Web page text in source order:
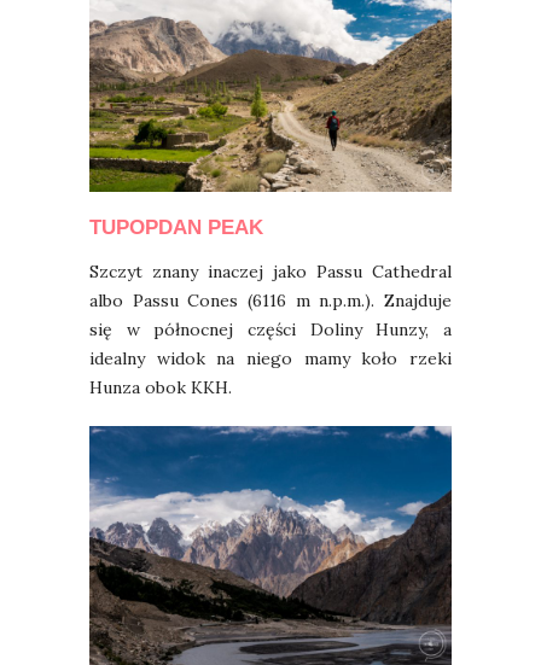
TUPOPDAN PEAK
Szczyt znany inaczej jako Passu Cathedral
albo Passu Cones (6116 m n.p.m.). Znajduje
się w północnej części Doliny Hunzy, a
idealny widok na niego mamy koło rzeki
Hunza obok KKH.